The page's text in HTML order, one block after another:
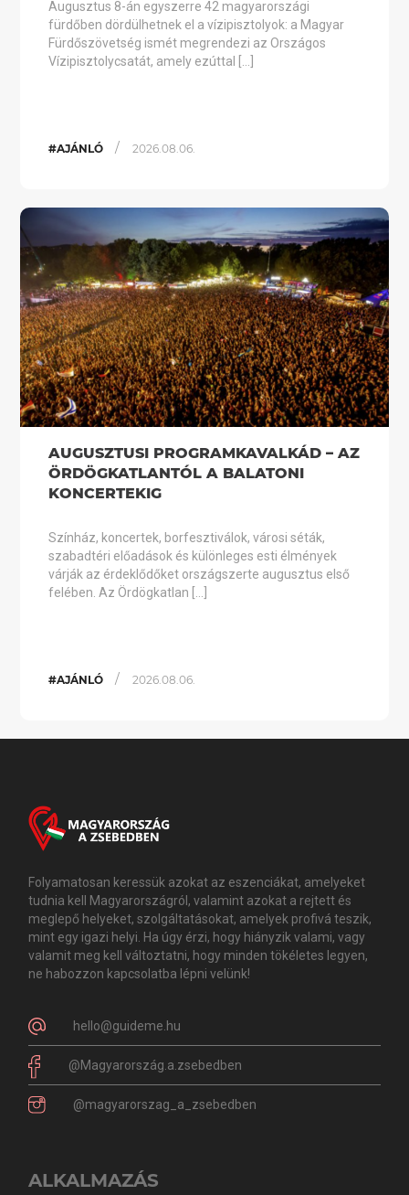
Augusztus 8-án egyszerre 42 magyarországi
fürdőben dördülhetnek el a vízipisztolyok: a Magyar
Fürdőszövetség ismét megrendezi az Országos
Vízipisztolycsatát, amely ezúttal […]
#AJÁNLÓ / 2026.08.06.
AUGUSZTUSI PROGRAMKAVALKÁD – AZ
ÖRDÖGKATLANTÓL A BALATONI
KONCERTEKIG
Színház, koncertek, borfesztiválok, városi séták,
szabadtéri előadások és különleges esti élmények
várják az érdeklődőket országszerte augusztus első
felében. Az Ördögkatlan […]
#AJÁNLÓ / 2026.08.06.
Folyamatosan keressük azokat az eszenciákat, amelyeket
tudnia kell Magyarországról, valamint azokat a rejtett és
meglepő helyeket, szolgáltatásokat, amelyek profivá teszik,
mint egy igazi helyi. Ha úgy érzi, hogy hiányzik valami, vagy
valamit meg kell változtatni, hogy minden tökéletes legyen,
ne habozzon kapcsolatba lépni velünk!
hello@guideme.hu
@Magyarország.a.zsebedben
@magyarorszag_a_zsebedben
ALKALMAZÁS